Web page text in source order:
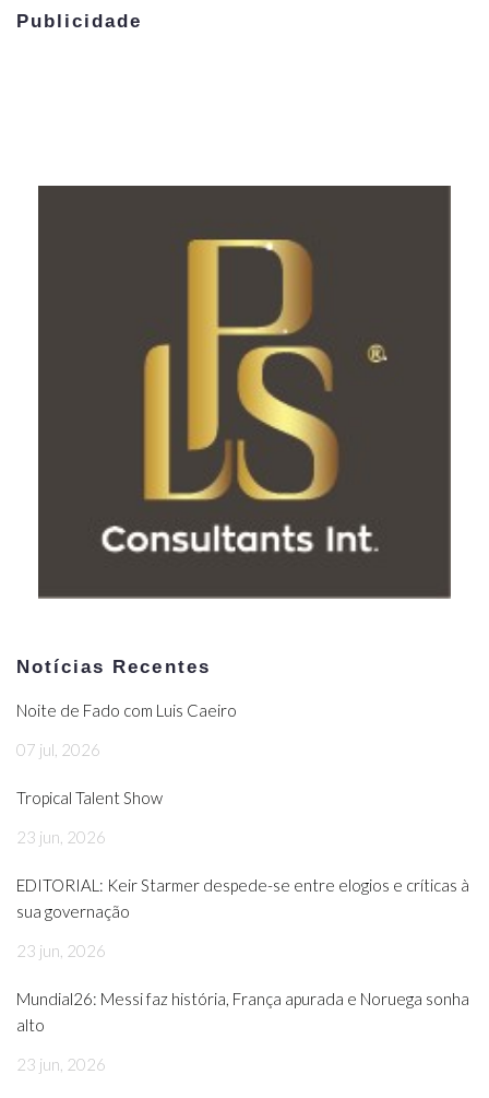
Publicidade
Notícias Recentes
Noite de Fado com Luis Caeiro
07 jul, 2026
Tropical Talent Show
23 jun, 2026
EDITORIAL: Keir Starmer despede-se entre elogios e críticas à
sua governação
23 jun, 2026
Mundial26: Messi faz história, França apurada e Noruega sonha
alto
23 jun, 2026